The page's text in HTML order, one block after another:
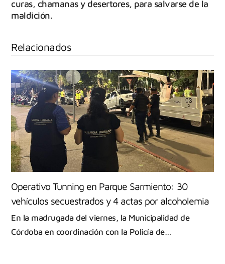
curas, chamanas y desertores, para salvarse de la
maldición.
Relacionados
Operativo Tunning en Parque Sarmiento: 30
vehículos secuestrados y 4 actas por alcoholemia
En la madrugada del viernes, la Municipalidad de
Córdoba en coordinación con la Policía de…